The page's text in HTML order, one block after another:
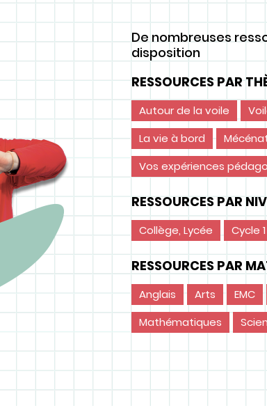
De nombreuses
disposition
RESSOURCES PAR
Autour de la voile
La vie à bord
Vos expériences
RESSOURCES PAR
Collège, Lycée Cycle 1
RESSOURCES PAR
Anglais Arts EMC
Mathématiques